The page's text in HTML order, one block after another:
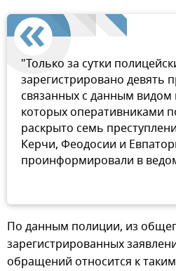
"Только за сутки
зарегистрировано девять
связанных с данным
которых оперативниками
раскрыто семь
Керчи, Феодосии и
проинформировали в
По данным полиции, из
зарегистрированных
обращений относится к